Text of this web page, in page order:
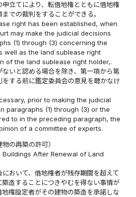
立てにより、転借地権とともに借地権
での裁判をすることができる。
right has been established, when
may make the judicial decisions
(1) through (3) concerning the
well as the land sublease right
of the land sublease right holder,.
いと認める場合を除き、第一項から第
する前に鑑定委員会の意見を聴かなけ
prior to making the judicial
paragraphs (1) through (3) or the
to in the preceding paragraph, the
of a committee of experts.
の再築の許可）
Buildings After Renewal of Land
において、借地権者が残存期間を超えて
造することにつきやむを得ない事情が
権設定者がその建物の築造を承諾しな